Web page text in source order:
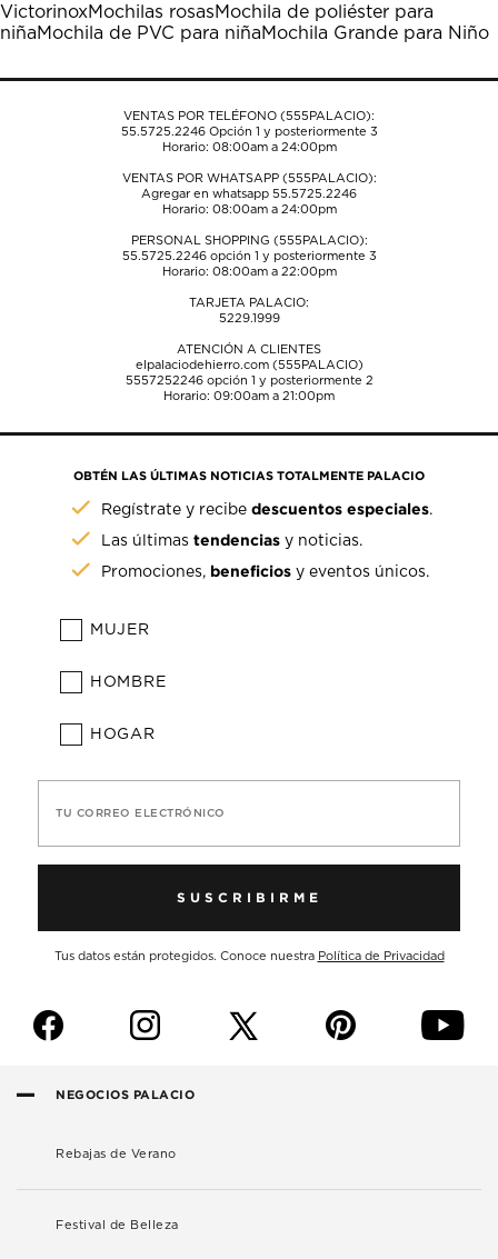
abrirá
el
de
abrirá
el
de
abrirá
el
de
abrirá
el
de
abrirá
el
de
VictorinoxMochilas rosasMochila de poliéster para
niñaMochila de PVC para niñaMochila Grande para Niño
VENTAS POR TELÉFONO (555PALACIO):
55.5725.2246Opción 1 y posteriormente 3
Horario: 08:00am a 24:00pm
VENTAS POR WHATSAPP (555PALACIO):
Agregar en whatsapp 55.5725.2246
Horario: 08:00am a 24:00pm
PERSONAL SHOPPING (555PALACIO):
55.5725.2246opción 1 y posteriormente 3
Horario: 08:00am a 22:00pm
TARJETA PALACIO:
5229.1999
ATENCIÓN A CLIENTES
elpalaciodehierro.com (555PALACIO)
5557252246opción 1 y posteriormente 2
Horario: 09:00am a 21:00pm
OBTÉN LAS ÚLTIMAS NOTICIAS TOTALMENTE PALACIO
Regístrate y recibedescuentos especiales.
Las últimastendencias y noticias.
Promociones, beneficios y eventos únicos.
MUJER
HOMBRE
HOGAR
TU CORREO ELECTRÓNICO
SUSCRIBIRME
Tus datos están protegidos. Conoce nuestra Política de Privacidad
f i p y
NEGOCIOS PALACIO
Rebajas de Verano
Festival de Belleza